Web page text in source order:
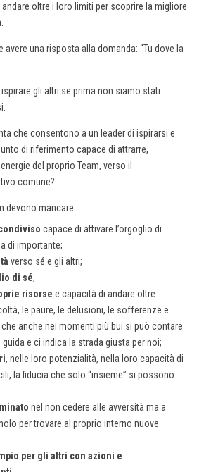
oltre i loro limiti per scoprire la migliore
avere una risposta alla domanda: “Tu dove la
gli altri se prima non siamo stati
che consentono a un leader di ispirarsi e
di riferimento capace di attrarre,
del proprio Team, verso il
comune?
devono mancare:
capace di attivare l’orgoglio di
di importante;
verso sé e gli altri;
di sé;
risorse e capacità di andare oltre
le paure, le delusioni, le sofferenze e
anche nei momenti più bui si può contare
e ci indica la strada giusta per noi;
, nelle loro potenzialità, nella loro capacità di
la fiducia che solo “insieme” si possono
nel non cedere alle avversità ma a
per trovare al proprio interno nuove
per gli altri con azioni e